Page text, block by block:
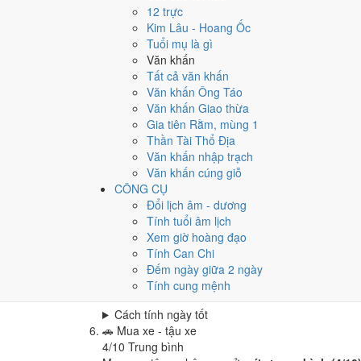
12 trực
Kim Lâu - Hoang Ốc
Tuổi mụ là gì
Văn khấn
Tất cả văn khấn
Văn khấn Ông Táo
Văn khấn Giao thừa
Gia tiên Rằm, mùng 1
Thần Tài Thổ Địa
Văn khấn nhập trạch
Văn khấn cúng giỗ
CÔNG CỤ
Đổi lịch âm - dương
Tính tuổi âm lịch
Xem giờ hoàng đạo
Tính Can Chi
Đếm ngày giữa 2 ngày
Tính cung mệnh
Cách tính ngày tốt
Khai trương - mở cửa hàng
Tốt
Khai trương - mở cửa hàng hôm nay ở
Cách tính ngày tốt
Ký hợp đồng - giao ước
Trung bình
Ký hợp đồng - giao ước hôm nay ở
Cách tính ngày tốt
🏗️ Động thổ - khởi công
Trung bình
Động thổ - khởi công hôm nay ở
Cách tính ngày tốt
Nhập trạch - vào nhà mới
Tốt
Nhập trạch - vào nhà mới hôm nay ở
Cách tính ngày tốt
🚗 Mua xe - tậu xe
4/10 Trung bình